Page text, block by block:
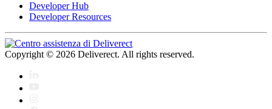
Developer Hub
Developer Resources
Copyright © 2026 Deliverect. All rights reserved.